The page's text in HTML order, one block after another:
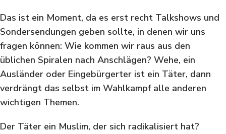
Das ist ein Moment, da es erst recht Talkshows und
Sondersendungen geben sollte, in denen wir uns
fragen können: Wie kommen wir raus aus den
üblichen Spiralen nach Anschlägen? Wehe, ein
Ausländer oder Eingebürgerter ist ein Täter, dann
verdrängt das selbst im Wahlkampf alle anderen
wichtigen Themen.
Der Täter ein Muslim, der sich radikalisiert hat?